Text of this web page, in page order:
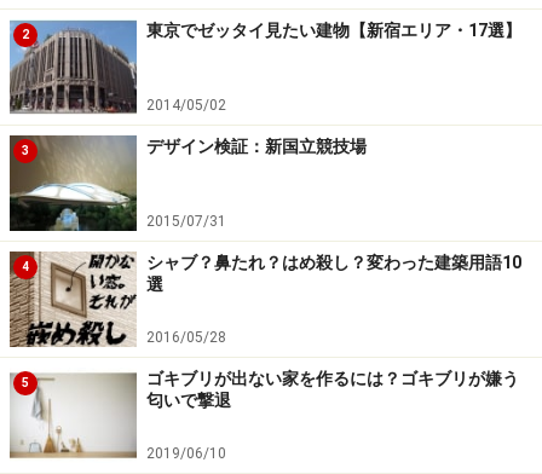
2 東京でゼッタイ見たい建物【新宿エリア・17選】
2014/05/02
3 デザイン検証：新国立競技場
2015/07/31
4
シャブ？鼻たれ？はめ殺し？変わった建築用語10
選
2016/05/28
5
ゴキブリが出ない家を作るには？ゴキブリが嫌う
匂いで撃退
2019/06/10